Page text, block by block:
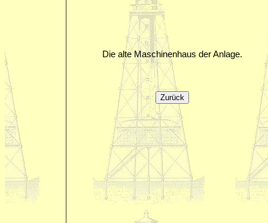
Die alte Maschinenhaus der Anlage.